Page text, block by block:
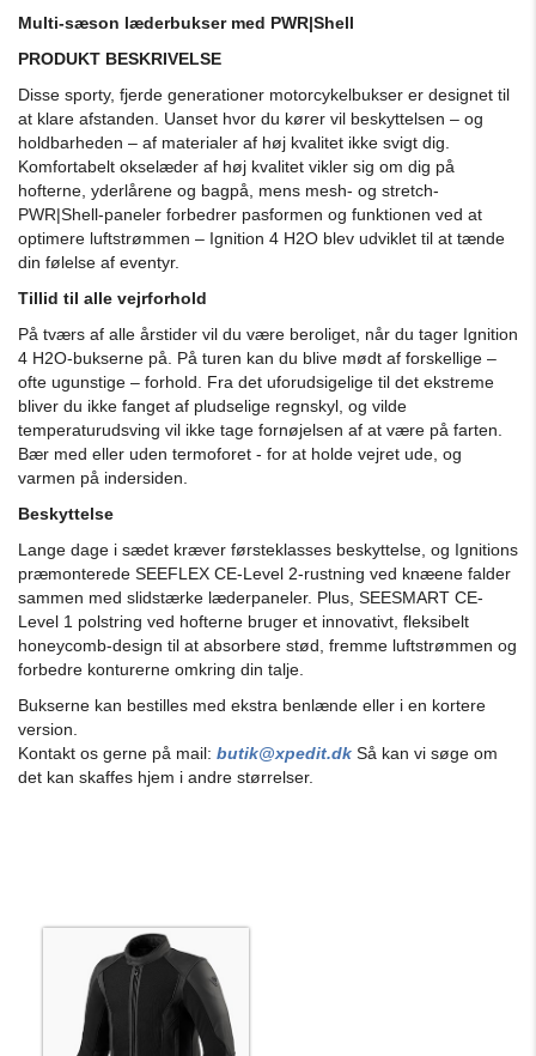
Multi-sæson læderbukser med PWR|Shell
PRODUKT BESKRIVELSE
Disse sporty, fjerde generationer motorcykelbukser er designet til
at klare afstanden. Uanset hvor du kører vil beskyttelsen – og
holdbarheden – af materialer af høj kvalitet ikke svigt dig.
Komfortabelt okselæder af høj kvalitet vikler sig om dig på
hofterne, yderlårene og bagpå, mens mesh- og stretch-
PWR|Shell-paneler forbedrer pasformen og funktionen ved at
optimere luftstrømmen – Ignition 4 H2O blev udviklet til at tænde
din følelse af eventyr.
Tillid til alle vejrforhold
På tværs af alle årstider vil du være beroliget, når du tager Ignition
4 H2O-bukserne på. På turen kan du blive mødt af forskellige –
ofte ugunstige – forhold. Fra det uforudsigelige til det ekstreme
bliver du ikke fanget af pludselige regnskyl, og vilde
temperaturudsving vil ikke tage fornøjelsen af ​​at være på farten.
Bær med eller uden termoforet - for at holde vejret ude, og
varmen på indersiden.
Beskyttelse
Lange dage i sædet kræver førsteklasses beskyttelse, og Ignitions
præmonterede SEEFLEX CE-Level 2-rustning ved knæene falder
sammen med slidstærke læderpaneler. Plus, SEESMART CE-
Level 1 polstring ved hofterne bruger et innovativt, fleksibelt
honeycomb-design til at absorbere stød, fremme luftstrømmen og
forbedre konturerne omkring din talje.
Bukserne kan bestilles med ekstra benlænde eller i en kortere
version.
Kontakt os gerne på mail: butik@xpedit.dk Så kan vi søge om
det kan skaffes hjem i andre størrelser.